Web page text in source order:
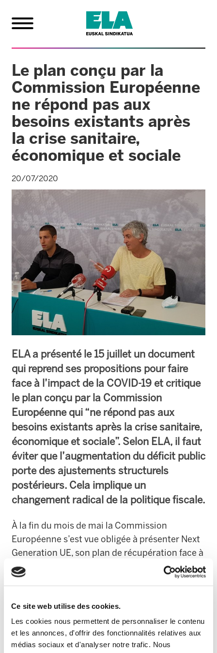
Ce site web utilise des cookies.
Les cookies nous permettent de personnaliser le contenu
et les annonces, d'offrir des fonctionnalités relatives aux
médias sociaux et d'analyser notre trafic. Nous
Le plan conçu par la
Commission Européenne
ne répond pas aux
besoins existants après
la crise sanitaire,
économique et sociale
20/07/2020
ELA a présenté le 15 juillet un document
qui reprend ses propositions pour faire
face à l’impact de la COVID-19 et critique
le plan conçu par la Commission
Européenne qui “ne répond pas aux
besoins existants après la crise sanitaire,
économique et sociale”. Selon ELA, il faut
éviter que l’augmentation du déficit public
porte des ajustements structurels
postérieurs. Cela implique un
changement radical de la politique fiscale.
À la fin du mois de mai la Commission
Européenne s’est vue obligée à présenter Next
Generation UE, son plan de récupération face à
la crise du COVID-19 pour la période 2021-2027.
Dans cet effort figure le Plan Next Generation
quantité, la proposition est la suivante :
500.000 millions sous forme de transferts ou
subventions et 250.000 millions sous forme de
prêts.